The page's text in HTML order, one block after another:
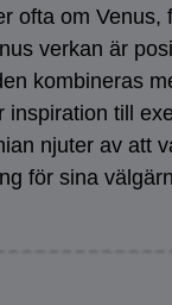
ofta om Venus,
verkan är
kombineras
inspiration till
njuter av att
för sina